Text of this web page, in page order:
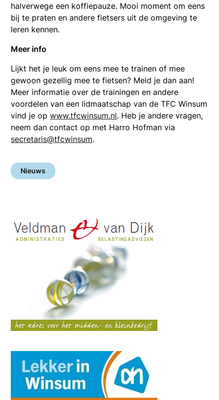
halverwege een koffiepauze. Mooi moment om eens
bij te praten en andere fietsers uit de omgeving te
leren kennen.
Meer info
Lijkt het je leuk om eens mee te trainen of mee
gewoon gezellig mee te fietsen? Meld je dan aan!
Meer informatie over de trainingen en andere
voordelen van een lidmaatschap van de TFC Winsum
vind je opwww.tfcwinsum.nl. Heb je andere vragen,
neem dan contact op met Harro Hofman via
secretaris@tfcwinsum.
Nieuws